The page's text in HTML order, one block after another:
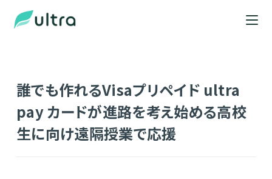
誰でも作れるVisaプリペイド ultra
pay カードが進路を考え始める高校
生に向け遠隔授業で応援